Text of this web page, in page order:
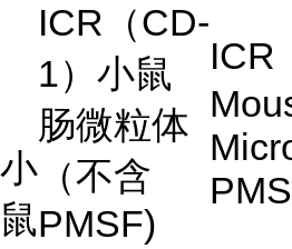
小
鼠
ICR （CD-
1）小鼠
肠微粒体
（不含
PMSF)
ICR